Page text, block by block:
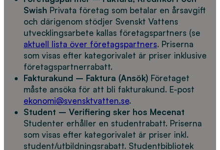
Swish Privata företag som betalar en årsavgift
och därigenom stödjer Svenskt Vattens
utvecklingsarbete kallas företagspartners (se
aktuell lista över företagspartners. Priserna
som visas efter kategorivalet är priser inklusive
företagspartnerrabatt.
Fakturakund – Faktura (Ansök) Företaget
måste ansöka för att bli fakturakund. E-post
ekonomi@svensktvatten.se.
Student – Verifiering sker hos Mecenat
Studenter erhåller en studentrabatt. Priserna
som visas efter kategorivalet är priser inkl.
student/utbildningsrabatt. Studentbibliotek